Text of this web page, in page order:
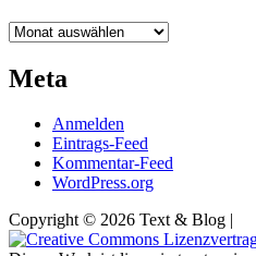
Archiv
Meta
Anmelden
Eintrags-Feed
Kommentar-Feed
WordPress.org
Copyright © 2026 Text & Blog |